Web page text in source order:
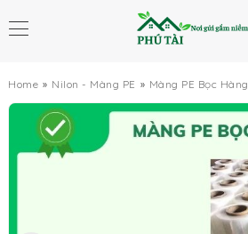
Home Nilon - Màng PE Màng PE Bọc Hàng